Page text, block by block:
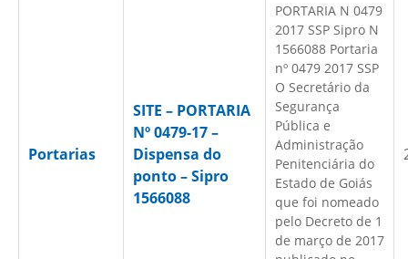
Portarias
SITE – PORTARIA
Nº 0479-17 –
Dispensa do
ponto – Sipro
1566088
PORTARIA N 0479
2017 SSP Sipro N
1566088 Portaria
nº 0479 2017 SSP
O Secretário da
Segurança
Pública e
Administração
Penitenciária do
Estado de Goiás
que foi nomeado
pelo Decreto de 1
de março de 2017